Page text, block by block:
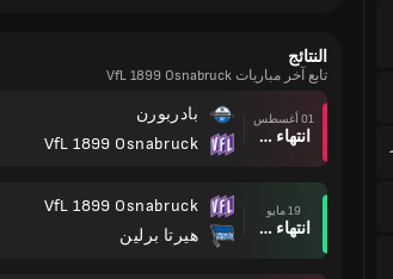
النتائج
تابع آخر مباريات VfL 1899 Osnabruck
01 أغسطس
انتهاء وقت المباراة
بادربورن
VfL 1899 Osnabruck
19 مايو
انتهاء وقت المباراة
VfL 1899 Osnabruck
هيرتا برلين